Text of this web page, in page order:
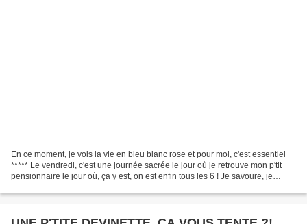
En ce moment, je vois la vie en bleu blanc rose et pour moi, c'est essentiel
***** Le vendredi, c'est une journée sacrée le jour où je retrouve mon p'tit
pensionnaire le jour où, ça y est, on est enfin tous les 6 ! Je savoure, je